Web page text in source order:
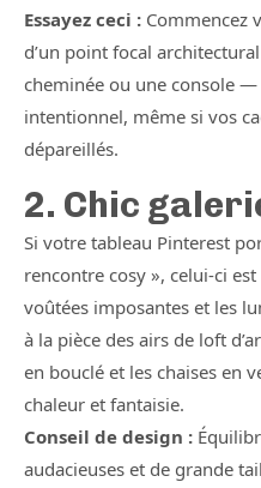
Essayez ceci : Commencez
d’un point focal
cheminée ou une console
intentionnel, même si vos
dépareillés.
2. Chic
Si votre tableau Pinterest
rencontre cosy », celui-ci
voûtées imposantes et les
à la pièce des airs de loft
en bouclé et les chaises en
chaleur et fantaisie.
Conseil de design :
audacieuses et de grande